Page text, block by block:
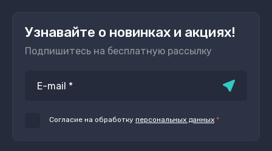
Узнавайте о новинках и акциях!
Подпишитесь на бесплатную рассылку
Согласие на обработку персональных данных *